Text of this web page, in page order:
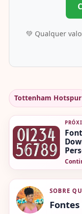
💚 Qualquer
Tottenham Hotspur
SOBRE